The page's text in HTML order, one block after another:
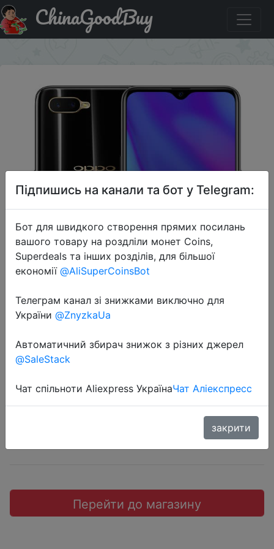
Придбати по акціи OPPO K1 6+64GB
ChinaGoodBuy
OPPO K1 6+64GB
$195.99
Перейти до магазину
Підпишись на канали та бот у Telegram:
Бот для швидкого створення прямих посилань
вашого товару на роздліли монет Coins,
Superdeals та інших розділів, для більшої
економії @AliSuperCoinsBot
Телеграм канал зі знижками виключно для
України @ZnyzkaUa
Автоматичний збирач знижок з різних джерел
@SaleStack
Чат спільноти Aliexpress УкраїнаЧат Аліекспресс
закрити